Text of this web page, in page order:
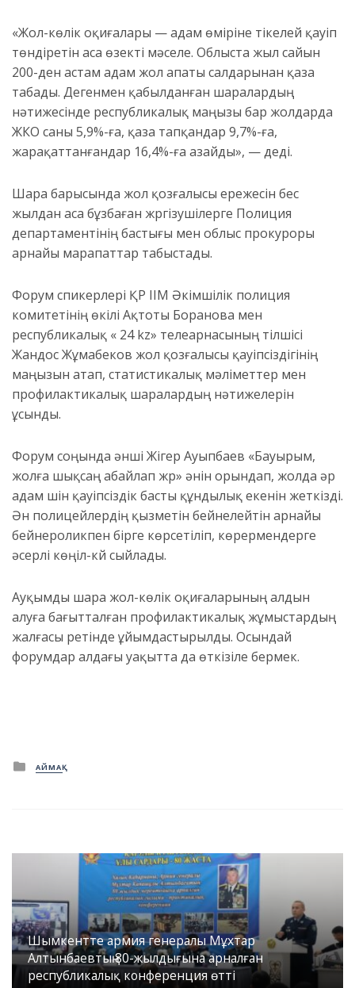
«Жол-көлік оқиғалары — адам өміріне тікелей қауіп
төндіретін аса өзекті мәселе. Облыста жыл сайын
200-ден астам адам жол апаты салдарынан қаза
табады. Дегенмен қабылданған шаралардың
нәтижесінде республикалық маңызы бар жолдарда
ЖКО саны 5,9%-ға, қаза тапқандар 9,7%-ға,
жарақаттанғандар 16,4%-ға азайды», — деді.
Шара барысында жол қозғалысы ережесін бес
жылдан аса бұзбаған жүргізушілерге Полиция
департаментінің бастығы мен облыс прокуроры
арнайы марапаттар табыстады.
Форум спикерлері ҚР ІІМ Әкімшілік полиция
комитетінің өкілі Ақтоты Боранова мен
республикалық « 24 kz» телеарнасының тілшісі
Жандос Жұмабеков жол қозғалысы қауіпсіздігінің
маңызын атап, статистикалық мәліметтер мен
профилактикалық шаралардың нәтижелерін
ұсынды.
Форум соңында әнші Жігер Ауыпбаев «Бауырым,
жолға шықсаң абайлап жүр» әнін орындап, жолда әр
адам үшін қауіпсіздік басты құндылық екенін жеткізді.
Ән полицейлердің қызметін бейнелейтін арнайы
бейнероликпен бірге көрсетіліп, көрермендерге
әсерлі көңіл-күй сыйлады.
Ауқымды шара жол-көлік оқиғаларының алдын
алуға бағытталған профилактикалық жұмыстардың
жалғасы ретінде ұйымдастырылды. Осындай
форумдар алдағы уақытта да өткізіле бермек.
Posted
in
АЙМАҚ
Шымкентте армия генералы Мұхтар
Алтынбаевтың 80-жылдығына арналған
республикалық конференция өтті